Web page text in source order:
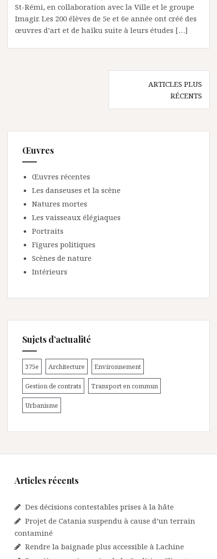
St-Rémi, en collaboration avec la Ville et le groupe
Imagir. Les 200 élèves de 5e et 6e année ont créé des
œuvres d’art et de haïku suite à leurs études […]
ARTICLES PLUS
RÉCENTS
Œuvres
Œuvres récentes
Les danseuses et la scène
Natures mortes
Les vaisseaux élégiaques
Portraits
Figures politiques
Scènes de nature
Intérieurs
Sujets d’actualité
375e Architecture Environnement
Gestion de contrats Transport en commun
Urbanisme
Articles récents
Des décisions contestables prises à la hâte
Projet de Catania suspendu à cause d’un terrain
contaminé
Rendre la baignade plus accessible à Lachine